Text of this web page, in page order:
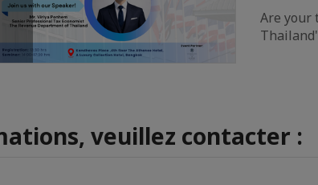
Are your
veuillez contacter :